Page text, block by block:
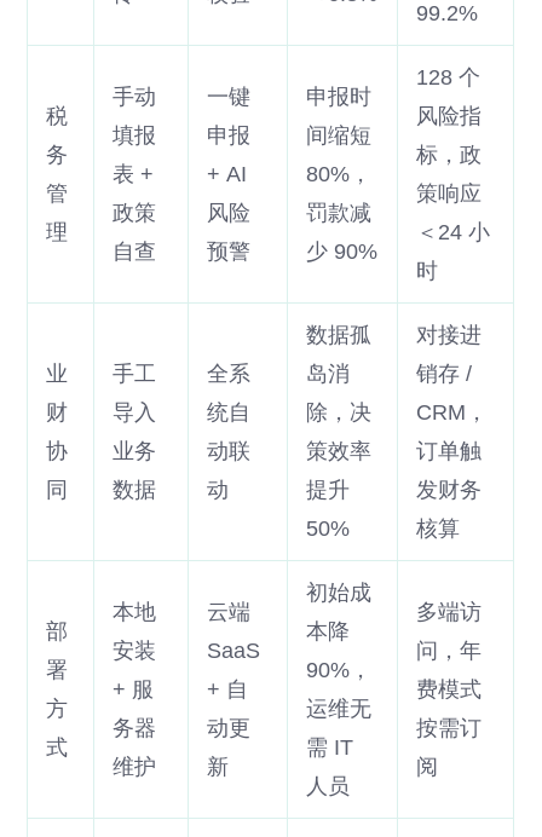
99.2%
税
务
管
理
手动
填报
表 +
政策
自查
一键
申报
+ AI
风险
预警
申报时
间缩短
80%，
罚款减
少 90%
128 个
风险指
标，政
策响应
＜24 小
时
业
财
协
同
手工
导入
业务
数据
全系
统自
动联
动
数据孤
岛消
除，决
策效率
提升
50%
对接进
销存 /
CRM，
订单触
发财务
核算
部
署
方
式
本地
安装
+ 服
务器
维护
云端
SaaS
+ 自
动更
新
初始成
本降
90%，
运维无
需 IT
人员
多端访
问，年
费模式
按需订
阅